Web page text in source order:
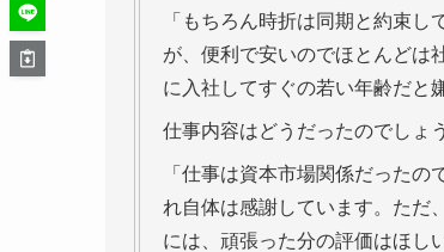
「もちろん時折は同期と約束
が、便利で安いのでほとんどは
に入社してすぐの若い年齢だと
仕事内容はどうだったのでしょ
「仕事は資本市場関係だった
れ自体は感謝しています。ただ
には、頑張った分の評価はほし